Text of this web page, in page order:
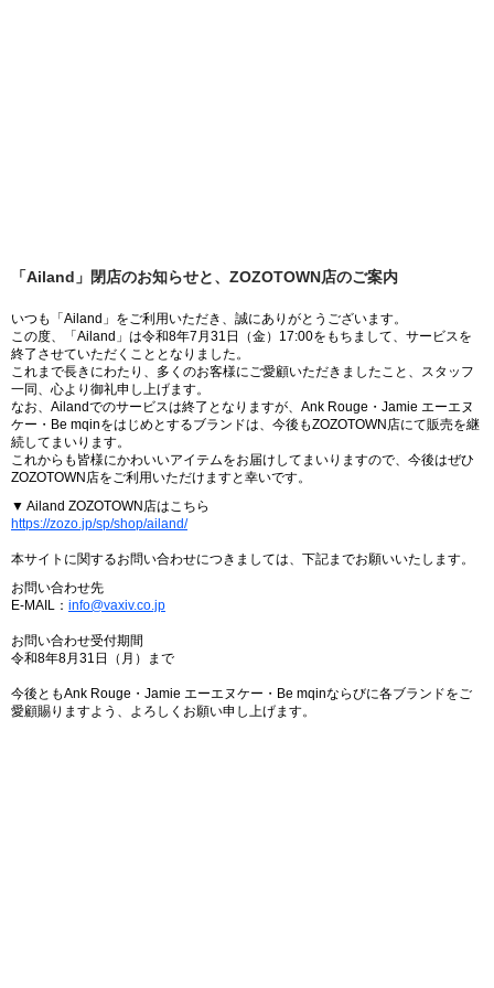
「Ailand」閉店のお知らせと、ZOZOTOWN店のご案内
いつも「Ailand」をご利用いただき、誠にありがとうございます。
この度、「Ailand」は令和8年7月31日（金）17:00をもちまして、サービスを
終了させていただくこととなりました。
これまで長きにわたり、多くのお客様にご愛顧いただきましたこと、スタッフ
一同、心より御礼申し上げます。
なお、Ailandでのサービスは終了となりますが、Ank Rouge・Jamie エーエヌ
ケー・Be mqinをはじめとするブランドは、今後もZOZOTOWN店にて販売を継
続してまいります。
これからも皆様にかわいいアイテムをお届けしてまいりますので、今後はぜひ
ZOZOTOWN店をご利用いただけますと幸いです。
▼ Ailand ZOZOTOWN店はこちら
https://zozo.jp/sp/shop/ailand/
本サイトに関するお問い合わせにつきましては、下記までお願いいたします。
お問い合わせ先
E-MAIL： info@vaxiv.co.jp
お問い合わせ受付期間
令和8年8月31日（月）まで
今後ともAnk Rouge・Jamie エーエヌケー・Be mqinならびに各ブランドをご
愛顧賜りますよう、よろしくお願い申し上げます。